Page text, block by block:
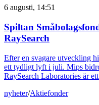
6 augusti, 14:51
Spiltan
RaySearch
Efter en svagare utveckling
ett tydligt lyft i juli. Mips
RaySearch Laboratories är
nyheter/Aktiefonder